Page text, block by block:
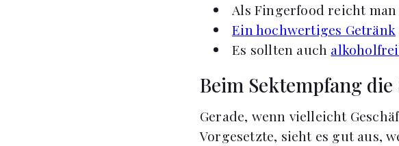
Als Fingerfood reicht
Ein hochwertiges Getränk
Es sollten auch
Beim Sektempfang
Gerade, wenn vielleicht
Vorgesetzte, sieht es gut aus,